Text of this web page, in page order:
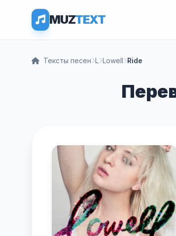
MUZTEXT
Тексты песен L Lowell Ride